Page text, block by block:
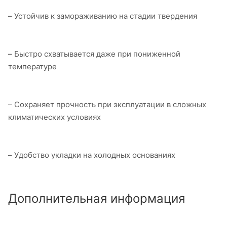
– Устойчив к замораживанию на стадии твердения
– Быстро схватывается даже при пониженной
температуре
– Сохраняет прочность при эксплуатации в сложных
климатических условиях
– Удобство укладки на холодных основаниях
Дополнительная информация